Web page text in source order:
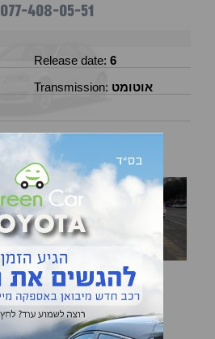
077-408-05-51
Release date: 6
Transmission: אוטומט
טויוטה יאריס
2019
47900.00 ₪
טויוטה יאריס
2016
71200 km